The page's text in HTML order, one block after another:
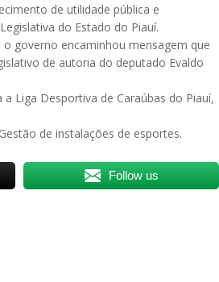
de utilidade pública e
do Estado do Piauí.
governo encaminhou mensagem que
de autoria do deputado Evaldo
Liga Desportiva de Caraúbas do Piauí,
de instalações de esportes.
Follow us